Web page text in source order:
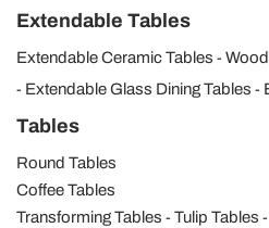
Extendable Tables
Extendable Ceramic Tables
Extendable Glass Dining Tables
Tables
Round Tables
Coffee Tables
Transforming Tables
Tulip Tables